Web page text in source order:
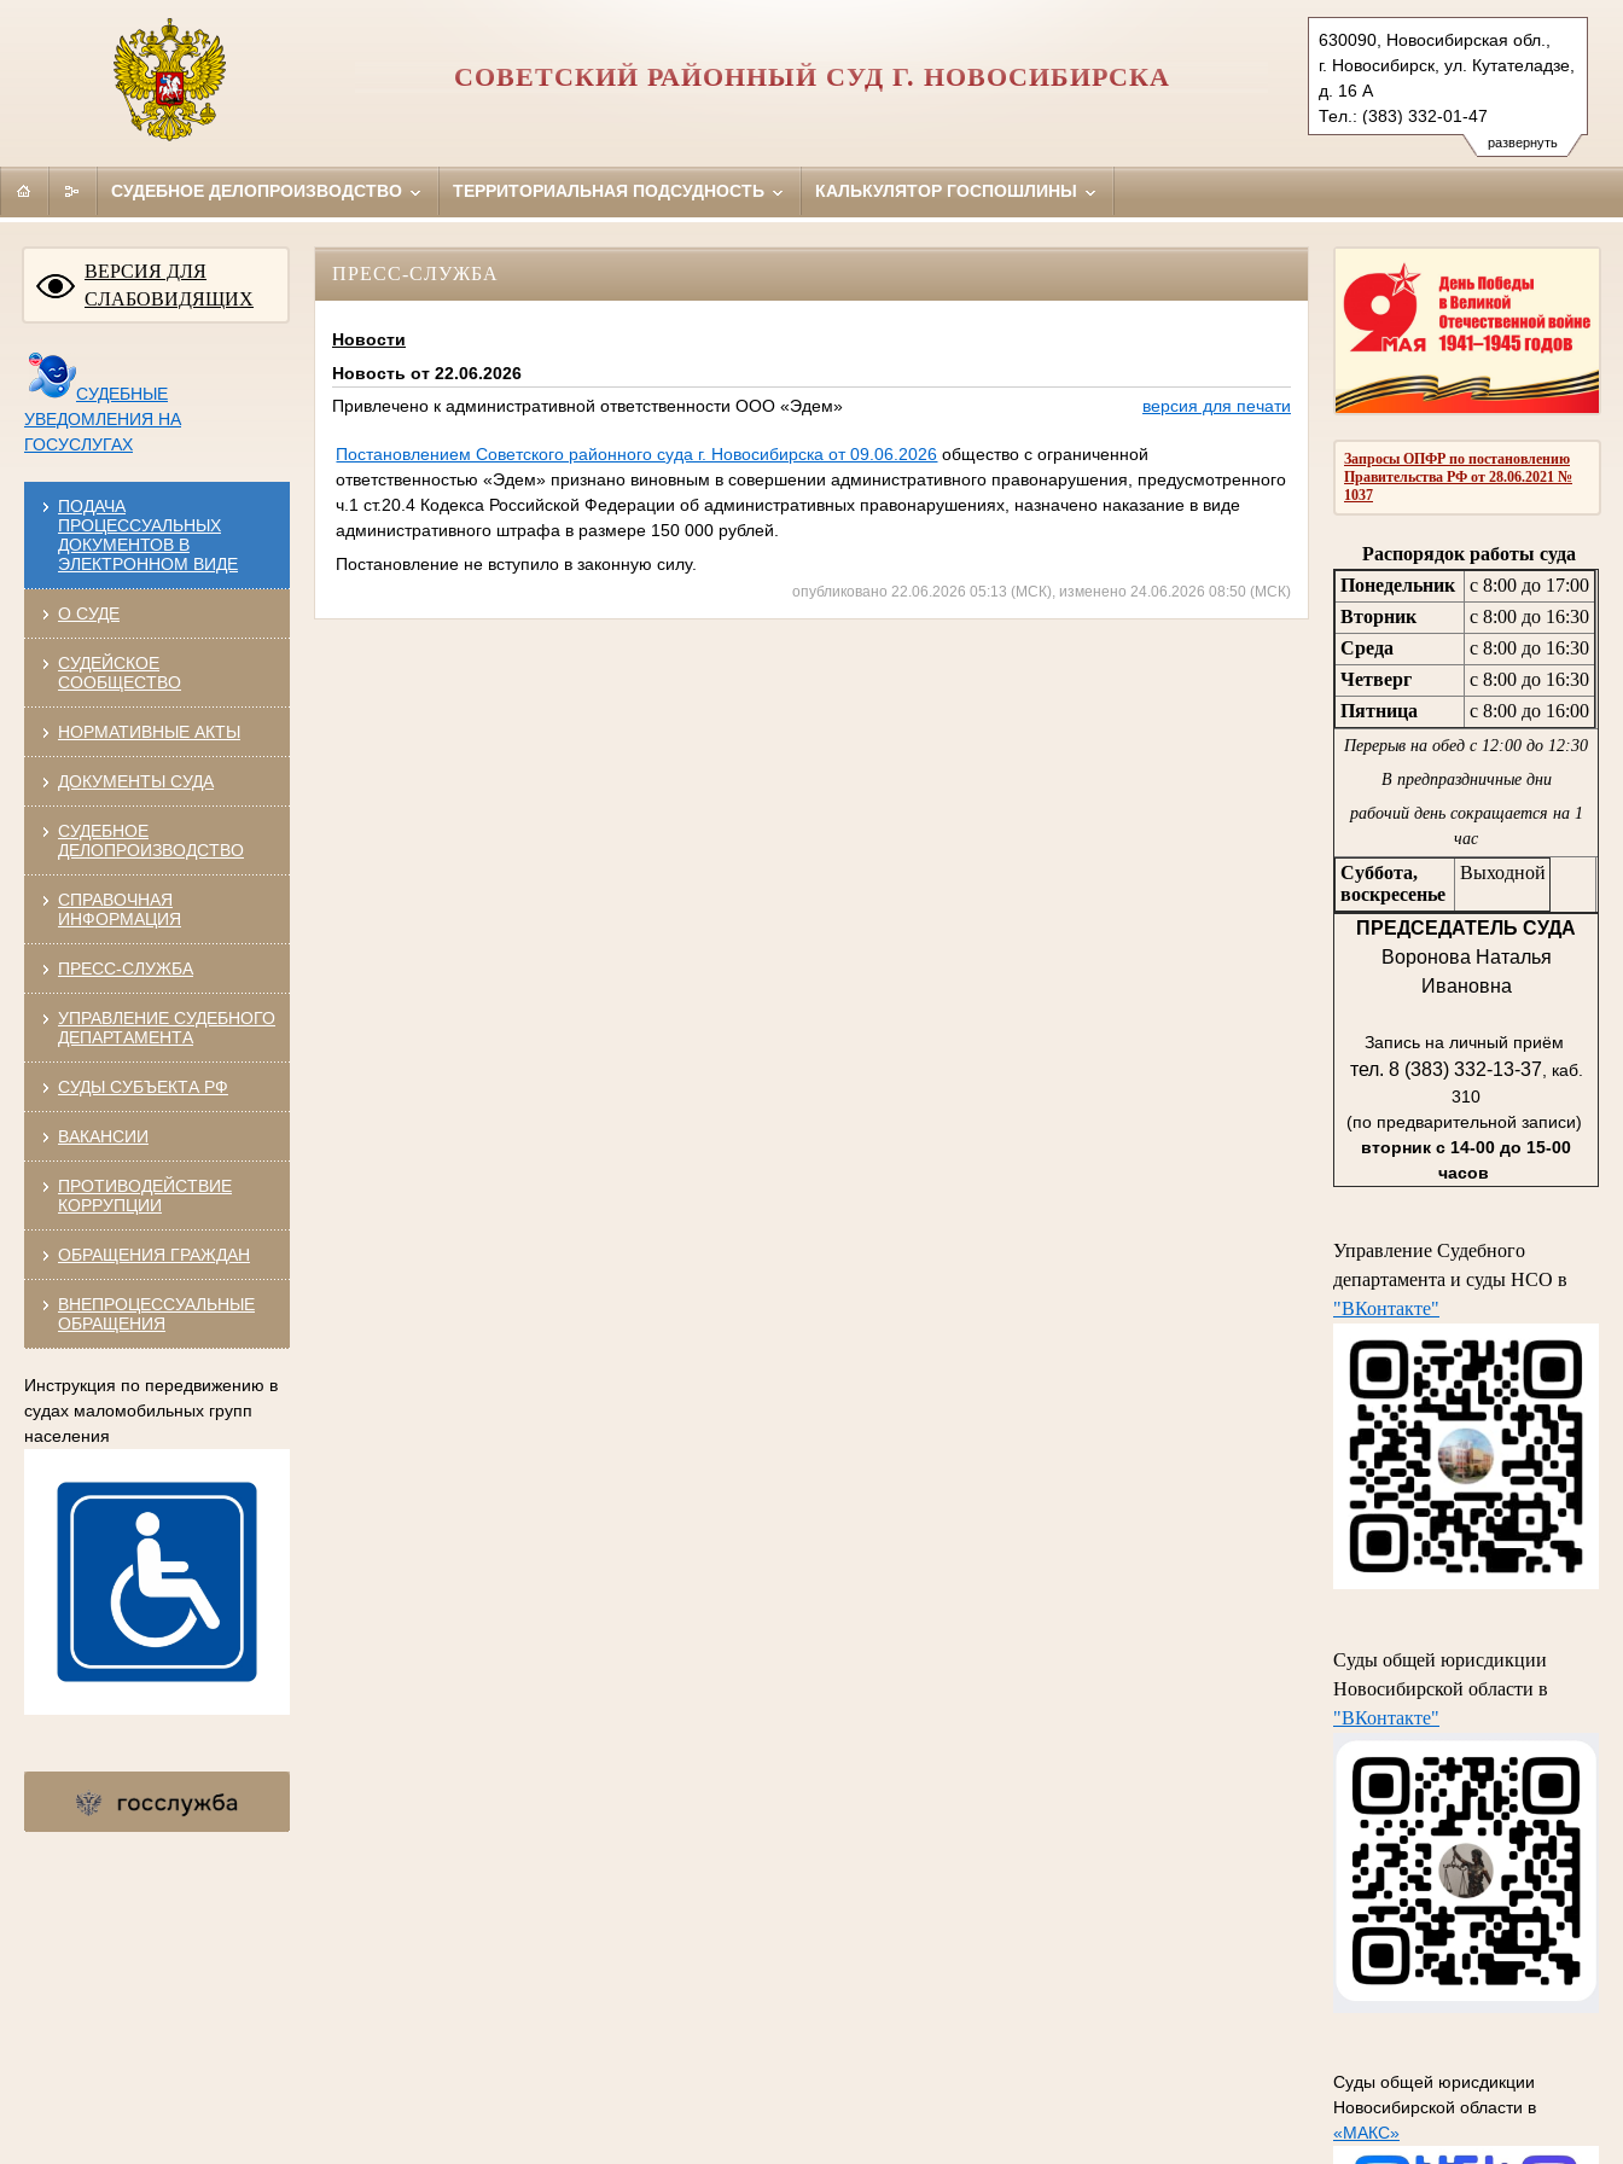
развернуть
630090, Новосибирская обл.,
г. Новосибирск, ул. Кутателадзе,
д. 16 А
Тел.: (383) 332-01-47
240-95-20 (общий отд.);332-13-
38, 316-58-87
СОВЕТСКИЙ РАЙОННЫЙ СУД Г. НОВОСИБИРСКА
СУДЕБНОЕ ДЕЛОПРОИЗВОДСТВО ТЕРРИТОРИАЛЬНАЯ ПОДСУДНОСТЬ КАЛЬКУЛЯТОР ГОСПОШЛИНЫ
ВЕРСИЯ ДЛЯ
СЛАБОВИДЯЩИХ
СУДЕБНЫЕ
УВЕДОМЛЕНИЯ НА
ГОСУСЛУГАХ
ПОДАЧА
ПРОЦЕССУАЛЬНЫХ
ДОКУМЕНТОВ В
ЭЛЕКТРОННОМ ВИДЕ
О СУДЕ
СУДЕЙСКОЕ
СООБЩЕСТВО
НОРМАТИВНЫЕ АКТЫ
ДОКУМЕНТЫ СУДА
СУДЕБНОЕ
ДЕЛОПРОИЗВОДСТВО
СПРАВОЧНАЯ
ИНФОРМАЦИЯ
ПРЕСС-СЛУЖБА
УПРАВЛЕНИЕ СУДЕБНОГО
ДЕПАРТАМЕНТА
СУДЫ СУБЪЕКТА РФ
ВАКАНСИИ
ПРОТИВОДЕЙСТВИЕ
КОРРУПЦИИ
ОБРАЩЕНИЯ ГРАЖДАН
ВНЕПРОЦЕССУАЛЬНЫЕ
ОБРАЩЕНИЯ
Инструкция по передвижению в
судах маломобильных групп
населения
Запросы ОПФР по постановлению
Правительства РФ от 28.06.2021 №
1037
Распорядок работы суда
Понедельник
с 8:00 до 17:00
Вторник
с 8:00 до 16:30
Среда
с 8:00 до 16:30
Четверг
с 8:00 до 16:30
Пятница
с 8:00 до 16:00
Перерыв на обед с 12:00 до 12:30
В предпраздничные дни
рабочий день сокращается на 1
час
Суббота,
воскресенье
Выходной
ПРЕДСЕДАТЕЛЬ СУДА
Воронова Наталья
Ивановна
Запись на личный приём
тел. 8 (383) 332-13-37 , каб.
310
(по предварительной записи)
вторник с 14-00 до 15-00
часов
Управление Судебного
департамента и суды НСО в
"ВКонтакте"
Суды общей юрисдикции
Новосибирской области в
"ВКонтакте"
Суды общей юрисдикции
Новосибирской области в
«МАКС»
ПРЕСС-СЛУЖБА
Новости
Новость от 22.06.2026
Привлечено к административной ответственности ООО «Эдем»
версия для печати
Постановлением Советского районного суда г. Новосибирска от 09.06.2026 общество с ограниченной
ответственностью «Эдем» признано виновным в совершении административного правонарушения, предусмотренного
ч.1 ст.20.4 Кодекса Российской Федерации об административных правонарушениях, назначено наказание в виде
административного штрафа в размере 150 000 рублей.
Постановление не вступило в законную силу.
опубликовано 22.06.2026 05:13 (МСК), изменено 24.06.2026 08:50 (МСК)